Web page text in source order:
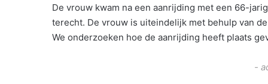
De vrouw kwam na een aanrijding met een 66-
terecht. De vrouw is uiteindelijk met behulp van
We onderzoeken hoe de aanrijding heeft plaats
-